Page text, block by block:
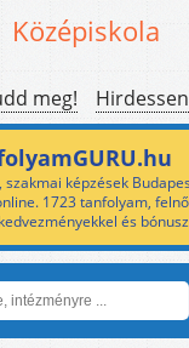
Középiskola
meg!
szakmai képzések
1723 tanfolyam,
és